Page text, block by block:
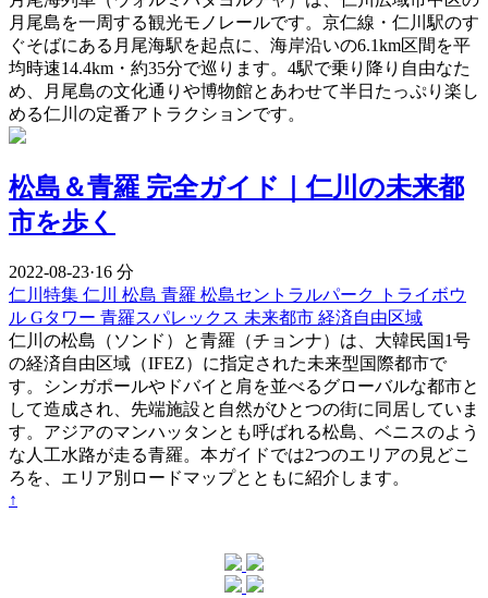
月尾島を一周する観光モノレールです。京仁線・仁川駅のす
ぐそばにある月尾海駅を起点に、海岸沿いの6.1km区間を平
均時速14.4km・約35分で巡ります。4駅で乗り降り自由なた
め、月尾島の文化通りや博物館とあわせて半日たっぷり楽し
める仁川の定番アトラクションです。
松島＆青羅 完全ガイド｜仁川の未来都
市を歩く
2022-08-23·16 分
仁川特集 仁川 松島 青羅 松島セントラルパーク
トライボウ
ル Gタワー 青羅スパレックス 未来都市 経済自由区域
仁川の松島（ソンド）と青羅（チョンナ）は、大韓民国1号
の経済自由区域（IFEZ）に指定された未来型国際都市で
す。シンガポールやドバイと肩を並べるグローバルな都市と
して造成され、先端施設と自然がひとつの街に同居していま
す。アジアのマンハッタンとも呼ばれる松島、ベニスのよう
な人工水路が走る青羅。本ガイドでは2つのエリアの見どこ
ろを、エリア別ロードマップとともに紹介します。
↑